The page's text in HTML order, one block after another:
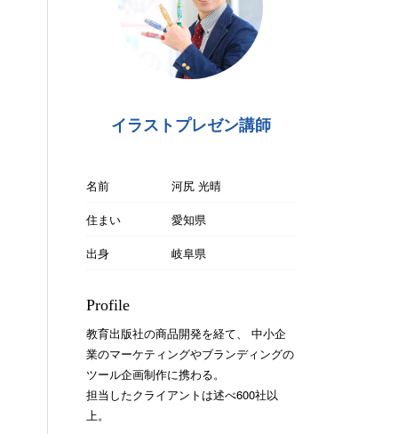
イラストプレゼン講師
名前
河尻 光晴
住まい
愛知県
出身
岐阜県
Profile
教育出版社の商品開発を経て、 中小企
業のマーケティングやブランディングの
ツール企画制作に携わる。
担当したクライアントは述べ600社以
上。